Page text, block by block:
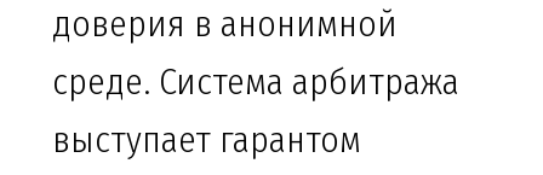
доверия в анонимной
среде. Система арбитража
выступает гарантом